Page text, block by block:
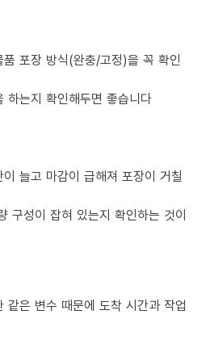
포장 방식(완충/고정)을 꼭 확인
하는지 확인해두면 좋습니다
늘고 마감이 급해져 포장이 거칠
구성이 잡혀 있는지 확인하는 것이
같은 변수 때문에 도착 시간과 작업